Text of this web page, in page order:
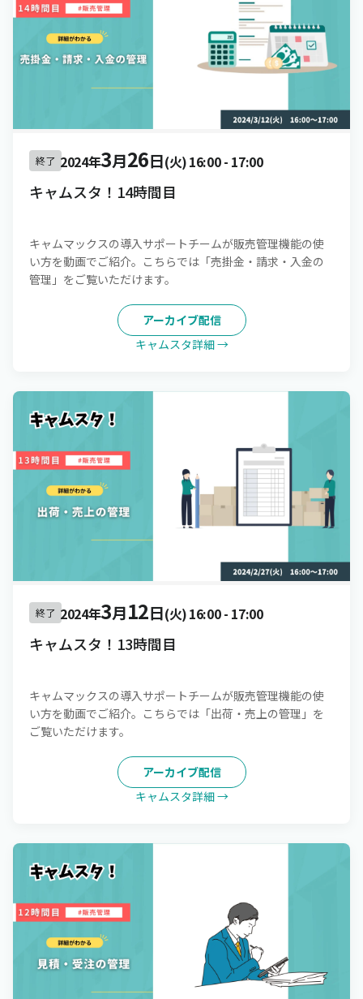
終了 2024年3月26日(火)16:00- 17:00
キャムスタ！14時間目
キャムマックスの導入サポートチームが販売管理機能の使
い方を動画でご紹介。こちらでは「売掛金・請求・入金の
管理」をご覧いただけます。
アーカイブ配信
キャムスタ詳細 →
終了 2024年3月12日(火)16:00- 17:00
キャムスタ！13時間目
キャムマックスの導入サポートチームが販売管理機能の使
い方を動画でご紹介。こちらでは「出荷・売上の管理」を
ご覧いただけます。
アーカイブ配信
キャムスタ詳細 →